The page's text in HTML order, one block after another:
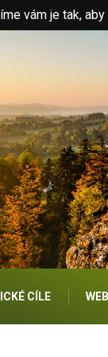
vám je tak,
CÍLE